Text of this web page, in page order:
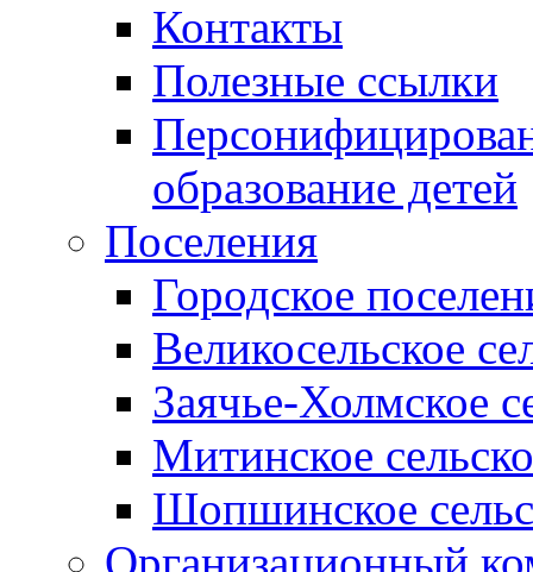
Контакты
Полезные ссылки
образование детей
Поселения
Городское
Великосельское
Заячье-Холмское
Митинское
Шопшинское